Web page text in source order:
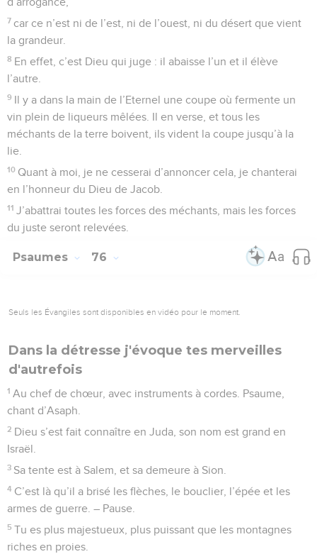
7 car ce n’est ni de l’est, ni de l’ouest, ni du désert que vient
la grandeur.
8 En effet, c’est Dieu qui juge : il abaisse l’un et il élève
l’autre.
9 Il y a dans la main de l’Eternel une coupe où fermente un
vin plein de liqueurs mêlées. Il en verse, et tous les
méchants de la terre boivent, ils vident la coupe jusqu’à la
lie.
10 Quant à moi, je ne cesserai d’annoncer cela, je chanterai
en l’honneur du Dieu de Jacob.
11 J’abattrai toutes les forces des méchants, mais les forces
du juste seront relevées.
Psaumes 76
Seuls les Évangiles sont disponibles en vidéo pour le moment.
Dans la détresse j'évoque tes merveilles
d'autrefois
1 Au chef de chœur, avec instruments à cordes. Psaume,
chant d’Asaph.
2 Dieu s’est fait connaître en Juda, son nom est grand en
Israël.
3 Sa tente est à Salem, et sa demeure à Sion.
4 C’est là qu’il a brisé les flèches, le bouclier, l’épée et les
armes de guerre. – Pause.
5 Tu es plus majestueux, plus puissant que les montagnes
riches en proies.